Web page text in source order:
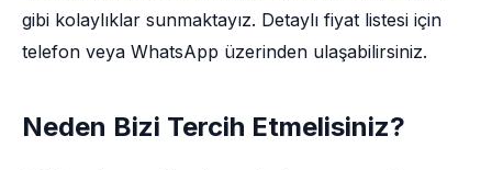
gibi kolaylıklar sunmaktayız. Detaylı fiyat listesi için
telefon veya WhatsApp üzerinden ulaşabilirsiniz.
Neden Bizi Tercih Etmelisiniz?